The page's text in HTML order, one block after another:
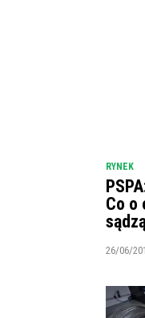
RYNEK
Co o
26/06/